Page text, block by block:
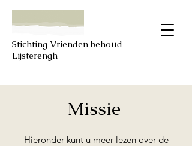
Stichting Vrienden behoud
Lijsterengh
Missie
Hieronder kunt u meer lezen over de